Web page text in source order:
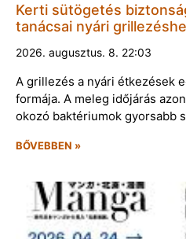
Kerti sütögetés
tanácsai nyári
2026. augusztus. 8. 22:03
A grillezés a nyári étkezések
formája. A meleg időjárás
okozó baktériumok gyorsabb
BŐVEBBEN »